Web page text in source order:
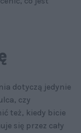
dotyczą jedynie
czy
też, kiedy bicie
się przez cały